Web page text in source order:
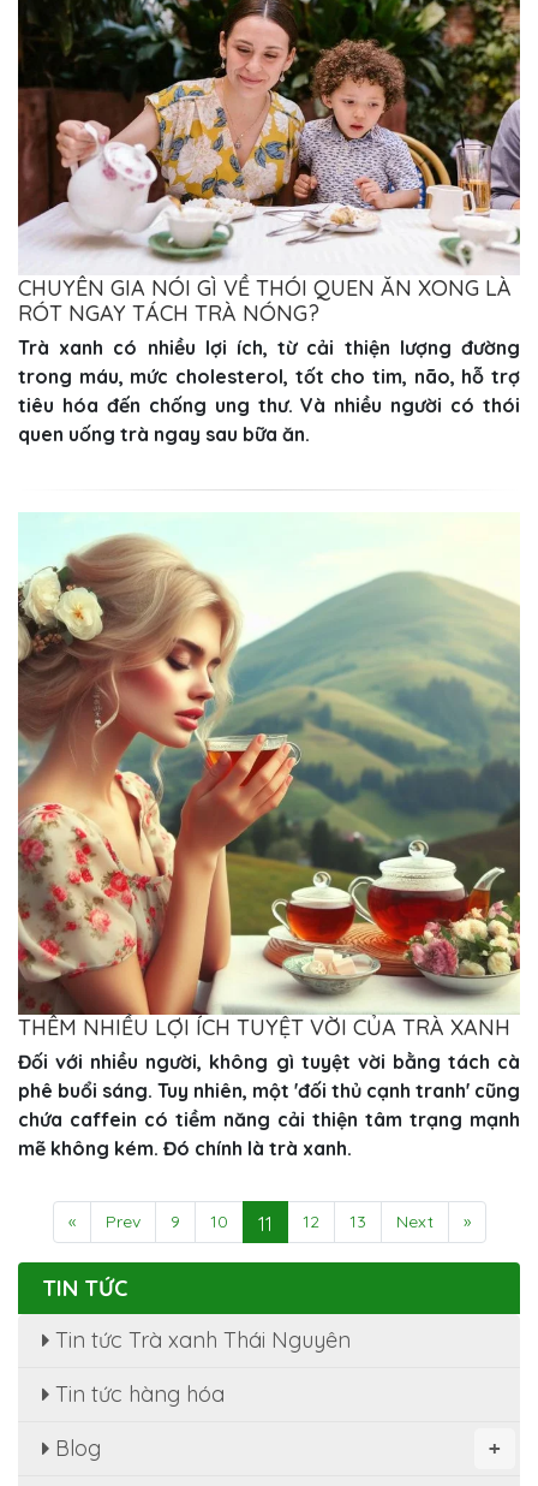
CHUYÊN GIA NÓI GÌ VỀ THÓI QUEN ĂN XONG LÀ
RÓT NGAY TÁCH TRÀ NÓNG?
Trà xanh có nhiều lợi ích, từ cải thiện lượng đường
trong máu, mức cholesterol, tốt cho tim, não, hỗ trợ
tiêu hóa đến chống ung thư. Và nhiều người có thói
quen uống trà ngay sau bữa ăn.
THÊM NHIỀU LỢI ÍCH TUYỆT VỜI CỦA TRÀ XANH
Đối với nhiều người, không gì tuyệt vời bằng tách cà
phê buổi sáng. Tuy nhiên, một 'đối thủ cạnh tranh' cũng
chứa caffein có tiềm năng cải thiện tâm trạng mạnh
mẽ không kém. Đó chính là trà xanh.
« Prev 9 10 11 12 13 Next »
TIN TỨC
Tin tức Trà xanh Thái Nguyên
Tin tức hàng hóa
+
Blog